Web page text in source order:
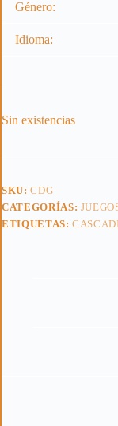
Género:
Idioma:
Sin existencias
SKU:CDG
CATEGORÍAS:
ETIQUETAS: